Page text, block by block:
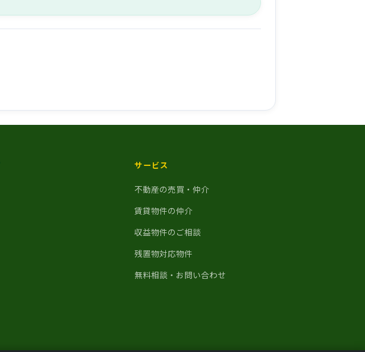
サービス
不動産の売買・仲介
賃貸物件の仲介
収益物件のご相談
残置物対応物件
無料相談・お問い合わせ